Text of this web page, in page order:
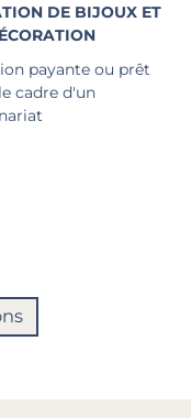
DE BIJOUX ET
payante ou prêt
cadre d'un